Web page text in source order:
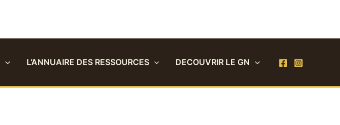
L’ANNUAIRE DES RESSOURCES DECOUVRIR LE GN